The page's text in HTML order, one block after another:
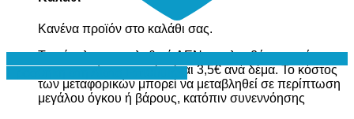
Κανένα προϊόν στο καλάθι σας.
Το σύνολο του καλαθιού ΔΕΝ περιλαμβάνει το κόστος
μεταφορικών, το οποίο είναι 3,5€ ανά δέμα. Το κόστος
των μεταφορικών μπορεί να μεταβληθεί σε περίπτωση
μεγάλου όγκου ή βάρους, κατόπιν συνεννόησης